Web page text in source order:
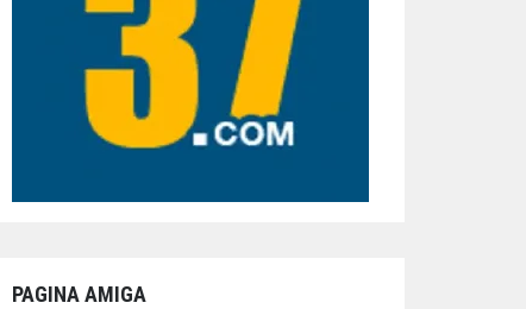
PAGINA AMIGA